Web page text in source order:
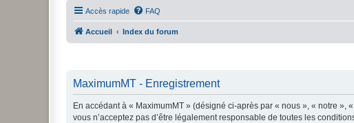
Accès rapide FAQ
Accueil Index du forum
MaximumMT - Enregistrement
En accédant à « MaximumMT » (désigné ci-après par « nous », « notre »,
vous n’acceptez pas d’être légalement responsable de toutes les